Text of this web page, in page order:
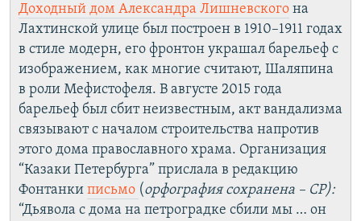
Доходный дом Александра Лишневского на
Лахтинской улице был построен в 1910–1911 годах
в стиле модерн, его фронтон украшал барельеф с
изображением, как многие считают, Шаляпина
в роли Мефистофеля. В августе 2015 года
барельеф был сбит неизвестным, акт вандализма
связывают с началом строительства напротив
этого дома православного храма. Организация
“Казаки Петербурга” прислала в редакцию
Фонтанки письмо (орфография сохранена – СР):
“Дьявола с дома на петроградке сбили мы … он